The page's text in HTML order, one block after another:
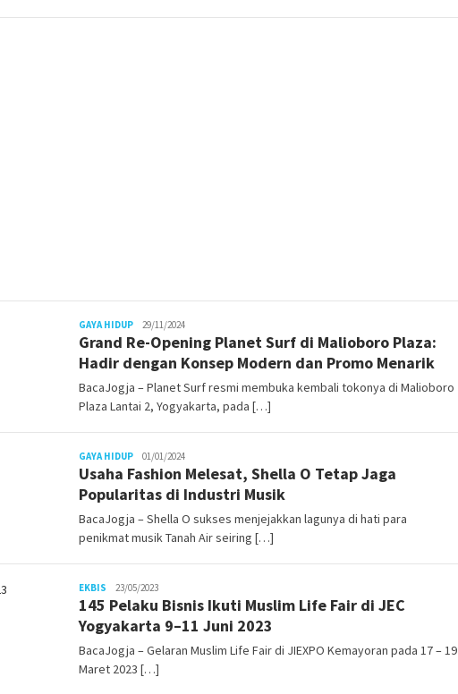
GAYA HIDUPJuno29/11/2024
Grand Re-Opening Planet Surf di Malioboro Plaza:
Hadir dengan Konsep Modern dan Promo Menarik
BacaJogja – Planet Surf resmi membuka kembali tokonya di Malioboro
Plaza Lantai 2, Yogyakarta, pada […]
GAYA HIDUPJuno01/01/2024
Usaha Fashion Melesat, Shella O Tetap Jaga
Popularitas di Industri Musik
BacaJogja – Shella O sukses menjejakkan lagunya di hati para
penikmat musik Tanah Air seiring […]
EKBIS Juno
23/05/2023
145 Pelaku Bisnis Ikuti Muslim Life Fair di JEC
Yogyakarta 9–11 Juni 2023
BacaJogja – Gelaran Muslim Life Fair di JIEXPO Kemayoran pada 17 – 19
Maret 2023 […]